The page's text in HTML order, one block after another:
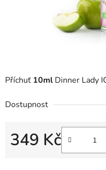
Příchuť 10ml Dinner Lady
Dostupnost
349 Kč